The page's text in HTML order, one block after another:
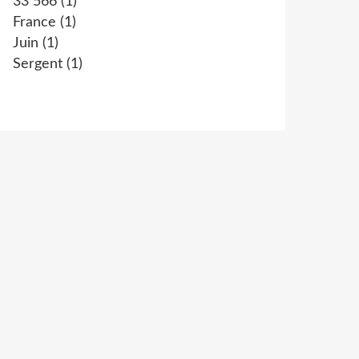
France (1)
Juin (1)
Sergent (1)